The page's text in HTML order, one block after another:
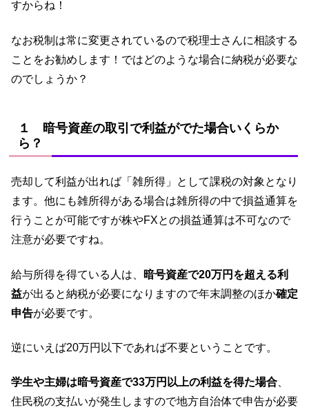
すからね！
なお税制は常に変更されているので税理士さんに相談する
ことをお勧めします！ではどのような場合に納税が必要な
のでしょうか？
１ 暗号資産の取引で利益がでた場合いくらか
ら？
売却して利益が出れば「雑所得」として課税の対象となり
ます。他にも雑所得がある場合は雑所得の中で損益通算を
行うことが可能ですが株やFXとの損益通算は不可なので
注意が必要ですね。
給与所得を得ている人は、
暗号資産で20万円を超える利
益が出ると納税が必要になりますので年末調整のほか確定
申告が必要です。
逆にいえば20万円以下であれば不要ということです。
学生や主婦は暗号資産で33万円以上の利益を得た場合、
住民税の支払いが発生しますので地方自治体で申告が必要